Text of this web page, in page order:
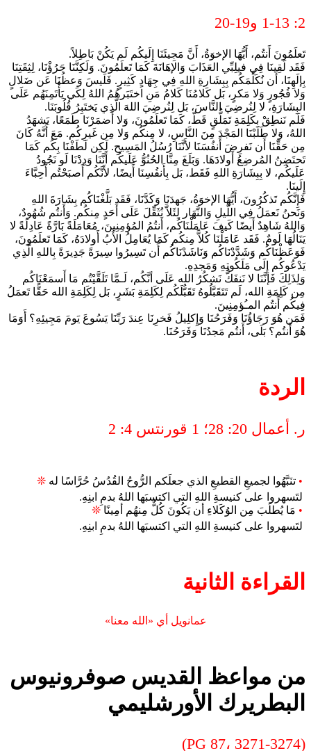
2: 1-13 و19-20
تَعلَمُونَ أَنتُم، أَيُّهَا الإخوَةُ، أَنَّ مَجِيئَنَا إِلَيكُم لَم يَكُنْ بَاطِلاً.
فَقَد لَقِينَا فِي فيلِبِّي العَذَابَ وَالإهَانَةَ كَمَا تَعلَمُونَ. وَلَكِنَّنَا جَرُؤْنَا، لِثِقَتِنَا
بِإلَهِنَا، أَن نُكَلِّمَكُم بِبِشَارةِ اللهِ فِي جِهَادٍ كَثِيرٍ. فَلَيسَ وَعظُنَا عَن ضَلالٍ
وَلا فُجُورٍ وَلا مَكرٍ، بَل كَلامُنَا كَلامُ مَنِ اختَبَرهُمُ اللهُ لِكَي يَأْتَمِنَهُم عَلَى
البِشَارَةِ، لا لِنُرضِيَ النَّاسَ، بَل لِنُرضِيَ اللهَ الَّذِي يَختَبِرُ قُلُوبَنَا.
فَلَم نَنطِقْ بِكَلِمَةِ تَمَلُّقٍ قَطّ، كَمَا تَعلَمُونَ، وَلا أَضمَرْنَا طَمَعًا، يَشهَدُ
اللهُ، وَلا طَلَبْنَا المَجْدَ مِنَ النَّاسِ، لا مِنكُم وَلا مِن غَيرِكُم. مَعَ أَنَّهُ كَانَ
مِن حَقِّنَا أَن نَفرِضَ أَنفُسَنَا لأَنَّنَا رُسُلُ المَسِيحِ. لَكِن لَطَفْنَا بِكُم كَمَا
تَحتَضِنُ المُرضِعُ أَولادَهَا. وَبَلَغَ مِنَّا الحُنُوُّ عَلَيكُم أَنَّنَا وَدِدْنَا لَو نَجُودُ
عَلَيكُم، لا بِبِشَارَةِ اللهِ فَقَط، بَل بِأَنفُسِنَا أَيضًا، لأَنَّكُم أَصبَحْتُم أَحِبَّاءَ
إِلَينَا.
فَإِنَّكُم تَذكُرُونَ، أَيُّهَا الإخوَةُ، جَهدَنَا وَكَدَّنَا، فَقَد بَلَّغْنَاكُم بِشَارَةَ اللهِ
وَنَحنُ نَعمَلُ فِي اللَّيلِ وَالنَّهَار لِئَلاَّ نُثَقِّلَ عَلَى أَحَدٍ مِنكُم. وَأَنتُم شُهُودٌ،
وَاللهُ شَاهِدٌ أَيضًا كَيفَ عَامَلْنَاكُم، أَنتُمُ المُؤمِنِينَ، مُعَامَلَةً بَارَّةً عَادِلَةً لا
يَنَالُهَا لَومٌ. فَقَد عَامَلْنَا كُلاًّ مِنكُم كَمَا يُعَامِلُ الأَبُ أَولادَهُ، كَمَا تَعلَمُونَ،
فَوَعَظْنَاكُم وَشَدَّدْنَاكُم وَنَاشَدْنَاكُم أَن تَسِيرُوا سِيرَةً جَدِيرَةً بِاللهِ الَّذِي
يَدْعُوكُم إِلَى مَلَكُوتِهِ وَمَجدِهِ.
وَلِذَلِكَ فَإنَّنَا لا نَنفَكُّ نَشكُرُ الله عَلَى أنَّكُم، لَـمَّا تَلَقَّيْتُم مَا أَسمَعْنَاكُم
مِن كَلِمَةِ الله، لَم تَتَقَبَّلُوهُ تَقَبُّلَكُم لِكَلِمَةِ بَشَرٍ، بَل لِكَلِمَةِ الله حَقًّا تَعمَلُ
فِيكُم أَنتُم المـُؤمِنِينَ.
فَمَن هُوَ رَجَاؤُنَا وَفَرَحُنَا وَإِكلِيلُ فَخرِنَا عِندَ رَبِّنَا يَسُوعَ يَومَ مَجِيئِهِ؟ أَوَمَا
هُوَ أَنتُم؟ بَلَى، أَنتُم مَجدُنَا وَفَرَحُنَا.
الردة
ر. أعمال 20: 28؛ 1 قورنتس 4: 2
• تنَبَّهُوا لجميعِ القطيعِ الذي جعلَكم الرُّوحُ القُدُسُ حُرَّاسًا له ❊
لتَسهروا على كنيسةِ اللهِ التي اكتسبَها اللهُ بدمِ ابنِهِ.
• مَا يُطلَبَ مِن الوُكَلاءِ أن يَكُونَ كُلٌّ مِنهُم أمِينًا ❊
لتَسهروا على كنيسةِ اللهِ التي اكتسبَها اللهُ بدمِ ابنِهِ.
القراءة الثانية
عمانويل أي «الله معنا»
من مواعظ القديس صوفرونيوس
البطريرك الأورشليمي
(PG 87، 3271-3274)